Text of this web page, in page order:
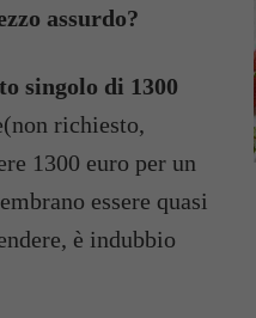
assurdo?
singolo di 1300
richiesto,
1300 euro per un
essere quasi
è indubbio